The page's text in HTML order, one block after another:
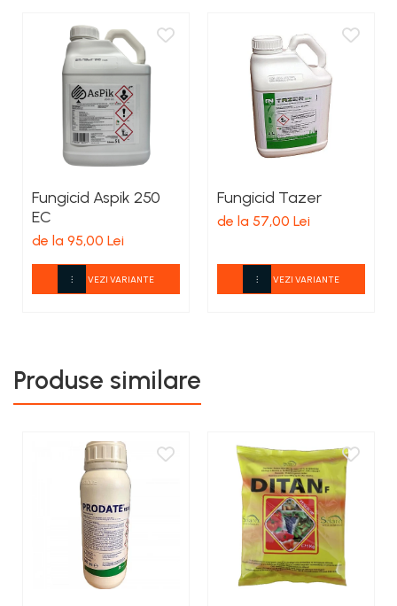
Fungicid Aspik 250
EC
de la 95,00 Lei
VEZI VARIANTE
Fungicid Tazer
de la 57,00 Lei
VEZI VARIANTE
Produse similare